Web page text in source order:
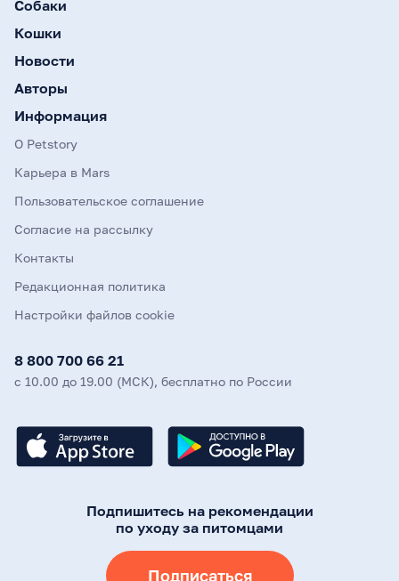
Собаки
Кошки
Новости
Авторы
Информация
О Petstory
Карьера в Mars
Пользовательское соглашение
Согласие на рассылку
Контакты
Редакционная политика
Настройки файлов cookie
8 800 700 66 21
с 10.00 до 19.00 (МСК), бесплатно по России
Подпишитесь на рекомендации
по уходу за питомцами
Подписаться